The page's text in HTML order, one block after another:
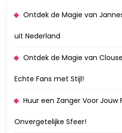
Ontdek de Magie van
uit Nederland
Ontdek de Magie van
Echte Fans met Stijl!
Huur een Zanger Voor Jouw
Onvergetelijke Sfeer!